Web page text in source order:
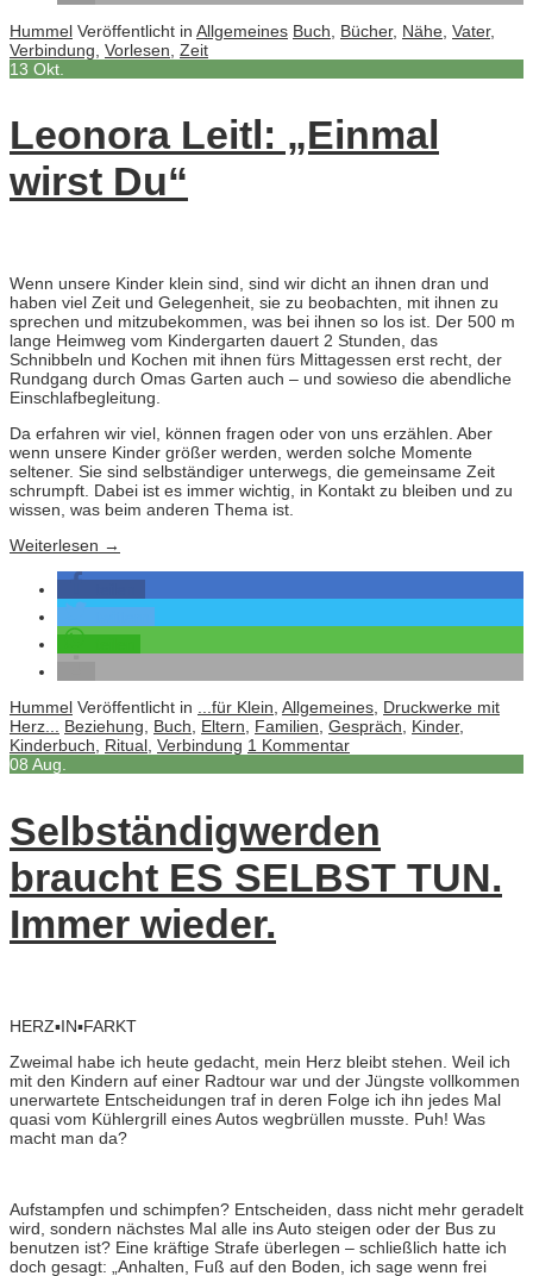
Hummel Veröffentlicht in Allgemeines Buch Bücher, Nähe Vater,
Verbindung Vorlesen Zeit
13 Okt.
Leonora Leitl: „Einmal
wirst Du“
Wenn unsere Kinder klein sind, sind wir dicht an ihnen dran und
haben viel Zeit und Gelegenheit, sie zu beobachten, mit ihnen zu
sprechen und mitzubekommen, was bei ihnen so los ist. Der 500 m
lange Heimweg vom Kindergarten dauert 2 Stunden, das
Schnibbeln und Kochen mit ihnen fürs Mittagessen erst recht, der
Rundgang durch Omas Garten auch – und sowieso die abendliche
Einschlafbegleitung.
Da erfahren wir viel, können fragen oder von uns erzählen. Aber
wenn unsere Kinder größer werden, werden solche Momente
seltener. Sie sind selbständiger unterwegs, die gemeinsame Zeit
schrumpft. Dabei ist es immer wichtig, in Kontakt zu bleiben und zu
wissen, was beim anderen Thema ist.
Weiterlesen →
Hummel Veröffentlicht in ...für Klein, Allgemeines, Druckwerke mit
Herz... Beziehung, Buch, Eltern, Familien, Gespräch, Kinder,
Kinderbuch, Ritual, Verbindung 1 Kommentar
08 Aug.
Selbständigwerden
braucht ES SELBST TUN.
Immer wieder.
HERZ▪IN▪FARKT
Zweimal habe ich heute gedacht, mein Herz bleibt stehen. Weil ich
mit den Kindern auf einer Radtour war und der Jüngste vollkommen
unerwartete Entscheidungen traf in deren Folge ich ihn jedes Mal
quasi vom Kühlergrill eines Autos wegbrüllen musste. Puh! Was
macht man da?
Aufstampfen und schimpfen? Entscheiden, dass nicht mehr geradelt
wird, sondern nächstes Mal alle ins Auto steigen oder der Bus zu
benutzen ist? Eine kräftige Strafe überlegen – schließlich hatte ich
doch gesagt: „Anhalten, Fuß auf den Boden, ich sage wenn frei